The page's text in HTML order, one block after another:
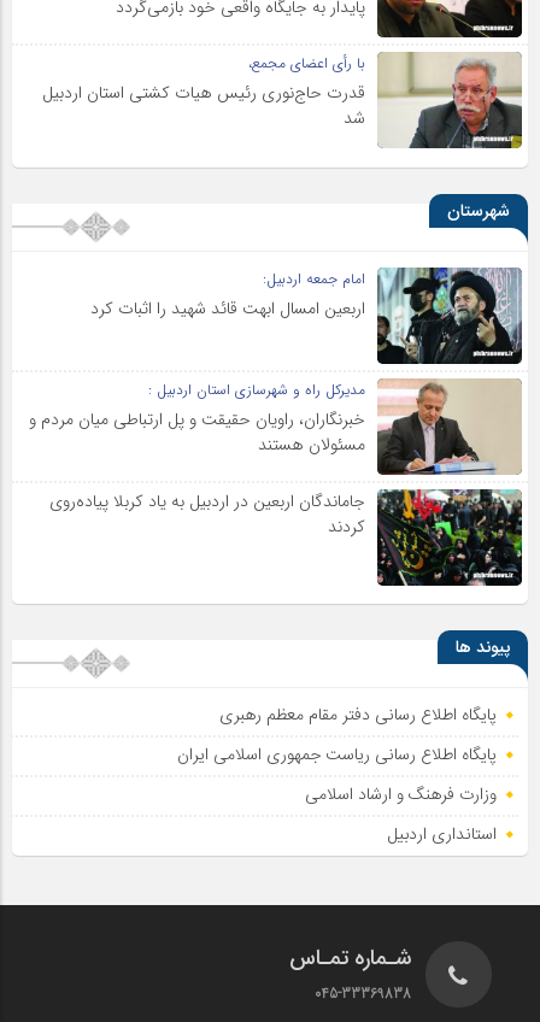
پایدار به جایگاه واقعی خود بازمی‌گردد
با رأی اعضای مجمع،
قدرت حاج‌نوری رئیس هیات کشتی استان اردبیل
شد
شهرستان
امام جمعه اردبیل:
اربعین امسال ابهت قائد شهید را اثبات کرد
مدیرکل راه و شهرسازی استان اردبیل :
خبرنگاران، راویان حقیقت و پل ارتباطی میان مردم و
مسئولان هستند
جاماندگان اربعین در اردبیل به یاد کربلا پیاده‌روی
کردند
پیوند ها
پایگاه اطلاع رسانی دفتر مقام معظم رهبری
پایگاه اطلاع‌ رسانی ریاست‌ جمهوری اسلامی ایران
وزارت فرهنگ و ارشاد اسلامی
استانداری اردبیل
شـماره تمـاس
045-33369838